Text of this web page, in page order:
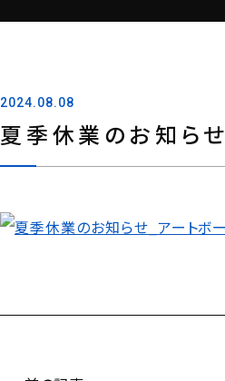
2024.08.08
夏季休業のお知らせ